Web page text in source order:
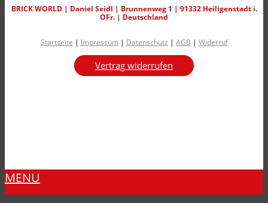
BRICK WORLD | Daniel Seidl | Brunnenweg 1 | 91332 Heiligenstadt i.
OFr. | Deutschland
Startseite | Impressum | Datenschutz | AGB | Widerruf
Vertrag widerrufen
MENU